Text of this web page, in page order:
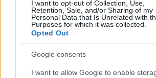
I want to opt-out of Collection, Use,
Retention, Sale, and/or Sharing of my
Personal Data that Is Unrelated with
Purposes for which it was collected.
Opted Out
Google consents
I want to allow Google to enable